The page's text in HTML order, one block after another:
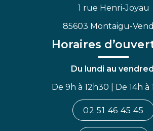
1 rue Henri-Joyau
85603 Montaigu-
Horaires
Du lundi au
De 9h à 12h30 | De 14h à
02 51 46 45 45